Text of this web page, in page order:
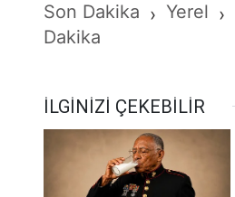
Son Dakika › Yerel ›
Dakika